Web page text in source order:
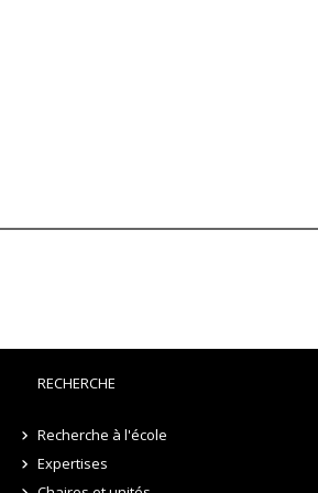
RECHERCHE
Recherche à l'école
Expertises